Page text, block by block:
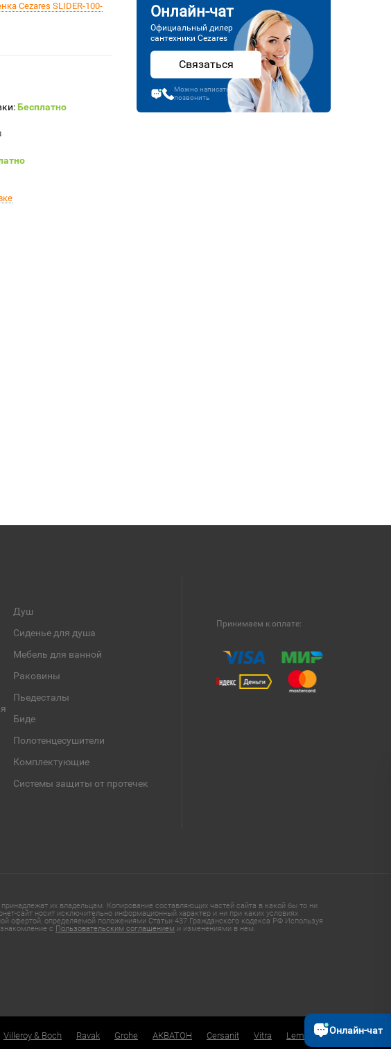
Cezares SLIDER-100-
Бесплатно
Онлайн-чат
Официальный дилер
сантехники Cezares
Связаться
Можно написать или
позвонить
Душ
Сиденье для душа
Мебель для ванной
Раковины
Пьедесталы
Биде
Полотенцесушители
Комплектующие
Системы защиты от протечек
Принимаем к оплате:
их владельцам. Копирование составляющих частей сайта в какой бы то ни
сайт носит исключительно информационный характер и ни при каких условиях
офертой, определяемой положениями Статьи 437 Гражданского кодекса РФ Используя
с Пользовательским соглашением и изменениями в нем.
Villeroy & Boch Ravak Grohe АКВАТОН Cersanit Vitra Lemark
Онлайн-чат